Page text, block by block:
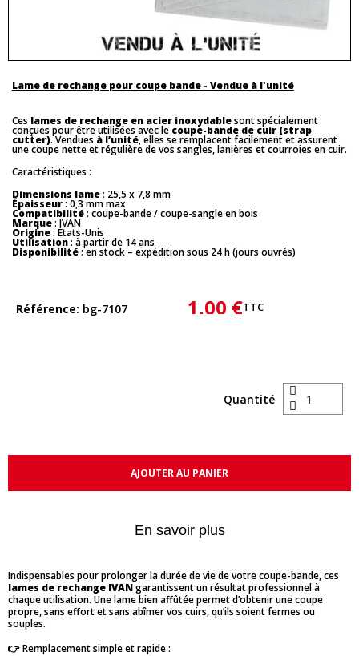
Lame de rechange pour coupe bande - Vendue à l'unité
Ces lames de rechange en acier inoxydablesont spécialement
conçues pour être utilisées avec le coupe-bande de cuir (strap
cutter). Vendues à l’unité, elles se remplacent facilement et assurent
une coupe nette et régulière de vos sangles, lanières et courroies en cuir.
Caractéristiques :
Dimensions lame: 25,5 x 7,8 mm
Épaisseur: 0,3 mm max
Compatibilité: coupe-bande / coupe-sangle en bois
Marque: IVAN
Origine: États-Unis
Utilisation: à partir de 14 ans
Disponibilité: en stock – expédition sous 24 h (jours ouvrés)
Référence bg-7107 1,00 €TTC
Quantité
AJOUTER AU PANIER
En savoir plus
Indispensables pour prolonger la durée de vie de votre coupe-bande, ces
lames de rechange IVANgarantissent un résultat professionnel à
chaque utilisation. Une lame bien affûtée permet d’obtenir une coupe
propre, sans effort et sans abîmer vos cuirs, qu’ils soient fermes ou
souples.
👉 Remplacement simple et rapide :